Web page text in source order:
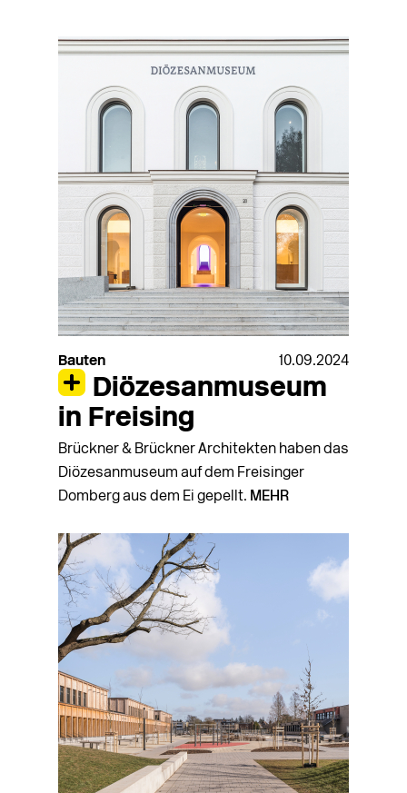
Bauten 10.09.2024
Diözesanmuseum
in Freising
Brückner & Brückner Architekten haben das
Diözesanmuseum auf dem Freisinger
Domberg aus dem Ei gepellt. MEHR